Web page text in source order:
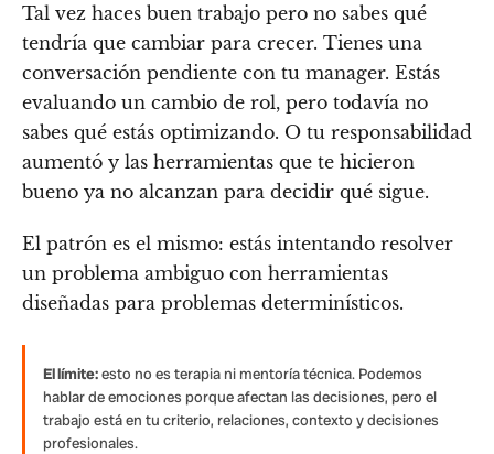
Tal vez haces buen trabajo pero no sabes qué
tendría que cambiar para crecer. Tienes una
conversación pendiente con tu manager. Estás
evaluando un cambio de rol, pero todavía no
sabes qué estás optimizando. O tu responsabilidad
aumentó y las herramientas que te hicieron
bueno ya no alcanzan para decidir qué sigue.
El patrón es el mismo: estás intentando resolver
un problema ambiguo con herramientas
diseñadas para problemas determinísticos.
El límite:esto no es terapia ni mentoría técnica. Podemos
hablar de emociones porque afectan las decisiones, pero el
trabajo está en tu criterio, relaciones, contexto y decisiones
profesionales.